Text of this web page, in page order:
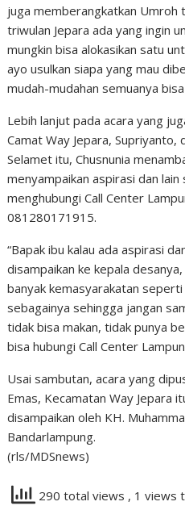
juga memberangkatkan Umroh
triwulan Jepara ada yang ingin
mungkin bisa alokasikan satu
ayo usulkan siapa yang mau
mudah-mudahan semuanya
Lebih lanjut pada acara yang
Camat Way Jepara, Supriyanto,
Selamet itu, Chusnunia
menyampaikan aspirasi dan
menghubungi Call Center
081280171915.
“Bapak ibu kalau ada aspirasi
disampaikan ke kepala
banyak kemasyarakatan
sebagainya sehingga jangan
tidak bisa makan, tidak punya
bisa hubungi Call Center
Usai sambutan, acara yang
Emas, Kecamatan Way Jepara
disampaikan oleh KH.
Bandarlampung.
(rls/MDSnews)
290 total views , 1 views